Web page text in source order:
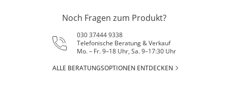
Noch Fragen zum Produkt?
030 37444 9338
Telefonische Beratung & Verkauf
Mo. – Fr. 9–18 Uhr, Sa. 9–17:30 Uhr
ALLE BERATUNGSOPTIONEN ENTDECKEN